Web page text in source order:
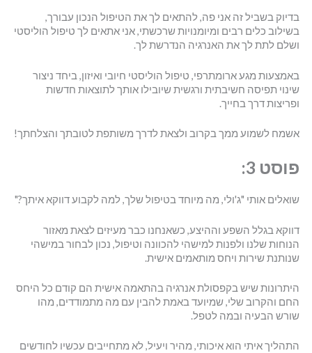
בדיוק בשביל זה אני פה, להתאים לך את הטיפול הנכון עבורך,
בשילוב כלים רבים ומיומנויות שרכשתי, אני אתאים לך טיפול הוליסטי
ושלם לתת לך את האנרגיה הנדרשת לך.
באמצעות מגע ארומתרפי, טיפול הוליסטי חיובי ואיזון, ביחד ניצור
שינוי תפיסה חשיבתית ורגשית שיובילו אותך לתוצאות חדשות
ופריצות דרך בחייך.
אשמח לשמוע ממך בקרוב ולצאת לדרך משותפת לטובתך והצלחתך!
פוסט 3:
שואלים אותי "ג'ולי, מה מיוחד בטיפול שלך, למה לקבוע דווקא איתך?"
דווקא בגלל השפע וההיצע, כשאנחנו כבר מעיזים לצאת מאזור
הנוחות שלנו ולפנות למישהי להכוונה וטיפול, נכון לבחור במישהי
שנותנת שירות ויחס מותאמים אישית.
היתרונות שיש בקפסולת אנרגיה בהתאמה אישית הם קודם כל היחס
החם והקרוב שלי, שמיועד באמת להבין עם מה מתמודדים, מהו
שורש הבעיה ובמה לטפל.
התהליך איתי הוא איכותי, מהיר ויעיל, לא מתחייבים עכשיו לחודשים